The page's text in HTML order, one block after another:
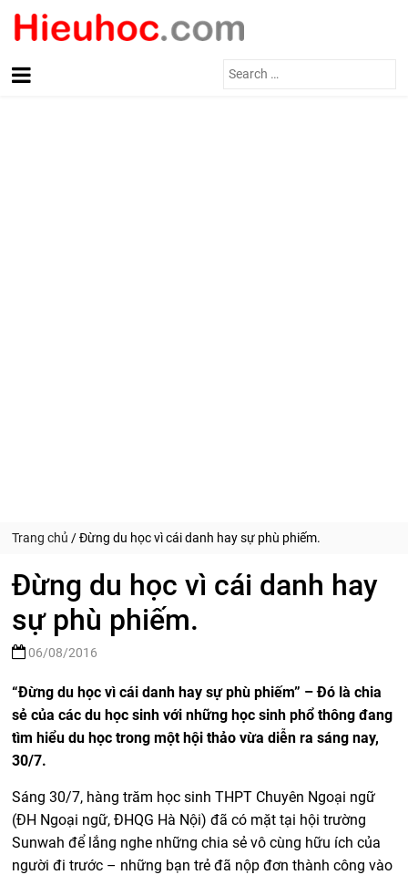
Search
Trang chủ /Đừng du học vì cái danh hay sự phù phiếm.
Đừng du học vì cái danh hay
sự phù phiếm.
06/08/2016
“Đừng du học vì cái danh hay sự phù phiếm” –Đó là chia
sẻ của các du học sinh với những học sinh phổ thông đang
tìm hiểu du học trong một hội thảo vừa diễn ra sáng nay,
30/7.
Sáng 30/7, hàng trăm học sinh THPT Chuyên Ngoại ngữ
(ĐH Ngoại ngữ, ĐHQG Hà Nội) đã có mặt tại hội trường
Sunwah để lắng nghe những chia sẻ vô cùng hữu ích của
người đi trước – những bạn trẻ đã nộp đơn thành công vào